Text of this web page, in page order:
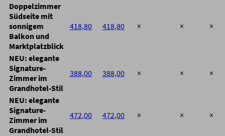
Doppelzimmer
Südseite mit
sonnigem
Balkon und
Marktplatzblick
418,80 418,80 × × ×
NEU: elegante
Signature-
Zimmer im
Grandhotel-Stil
388,00 388,00 × × ×
NEU: elegante
Signature-
Zimmer im
Grandhotel-Stil
472,00 472,00 × × ×